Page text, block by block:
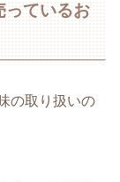
っているお
の取り扱いの